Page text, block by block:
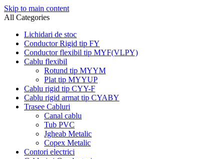
Skip to main content
All Categories
Lichidari de stoc
Conductor Rigid tip FY
Conductor flexibil tip MYF(VLPY)
Cablu flexibil
Rotund tip MYYM
Plat tip MYYUP
Cablu rigid tip CYY-F
Cablu rigid armat tip CYABY
Trasee Cabluri
Canal cablu
Tub PVC
Jgheab Metalic
Copex Metalic
Contori electrici